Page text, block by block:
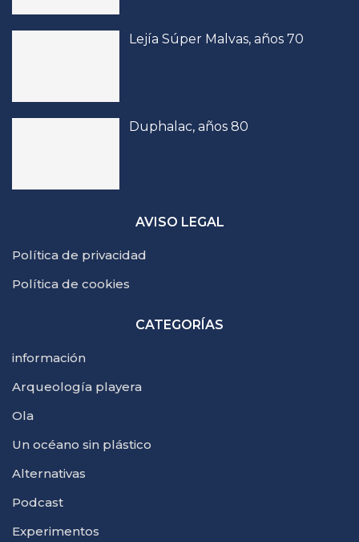
Lejía Súper Malvas, años 70
Duphalac, años 80
AVISO LEGAL
Política de privacidad
Política de cookies
CATEGORÍAS
información
Arqueología playera
Ola
Un océano sin plástico
Alternativas
Podcast
Experimentos